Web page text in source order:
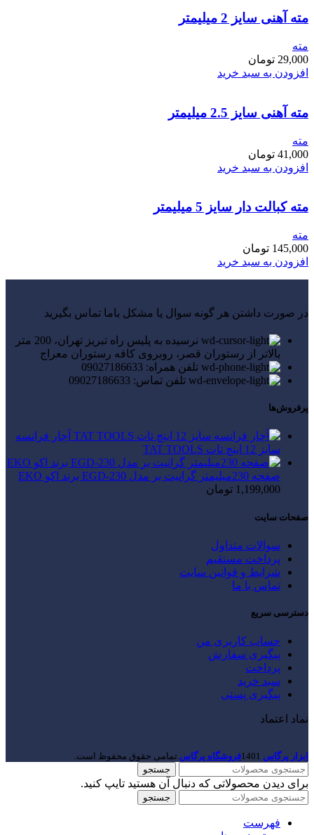
مته آهنی سایز 2 میلیمتر
مته
29,000 تومان
افزودن به سبد خرید
مته آهنی سایز 2.5 میلیمتر
مته
41,000 تومان
افزودن به سبد خرید
مته کبالت دار سایز 5 میلیمتر
مته
145,000 تومان
افزودن به سبد خرید
در صورت داشتن هر گونه سوال یا مشکل باما تماس بگیرید
نرسیده به پلیس راه تبریز تهران، 200 متر
بالاتر از رستوران قصر، روبروی کافه رستوران معراج
تلفن همراه: 09027186633
تلفن تماس: 09027186633
پرفروش‌ها
آچار فرانسه
سایز 12 اینچ تات TAT TOOLS
صفحه 230میلیمتر گرانیت بر مدل EGD-230 برند اکو EKO
1,199,000 تومان
صفحات سایت
سوالات متداول
پرداخت مستقیم
شرایط و قوانین سایت
تماس با ما
دسترسی سریع
حساب کاربری من
پیگیری سفارش
پرداخت
سبد خرید
پیگیری پستی
نماد اعتماد
ابزار پرگاس 1401فروشگاه پرگاس.تمامی حقوق محفوظ است.
جستجو
برای دیدن محصولاتی که دنبال آن هستید تایپ کنید.
جستجو
فهرست